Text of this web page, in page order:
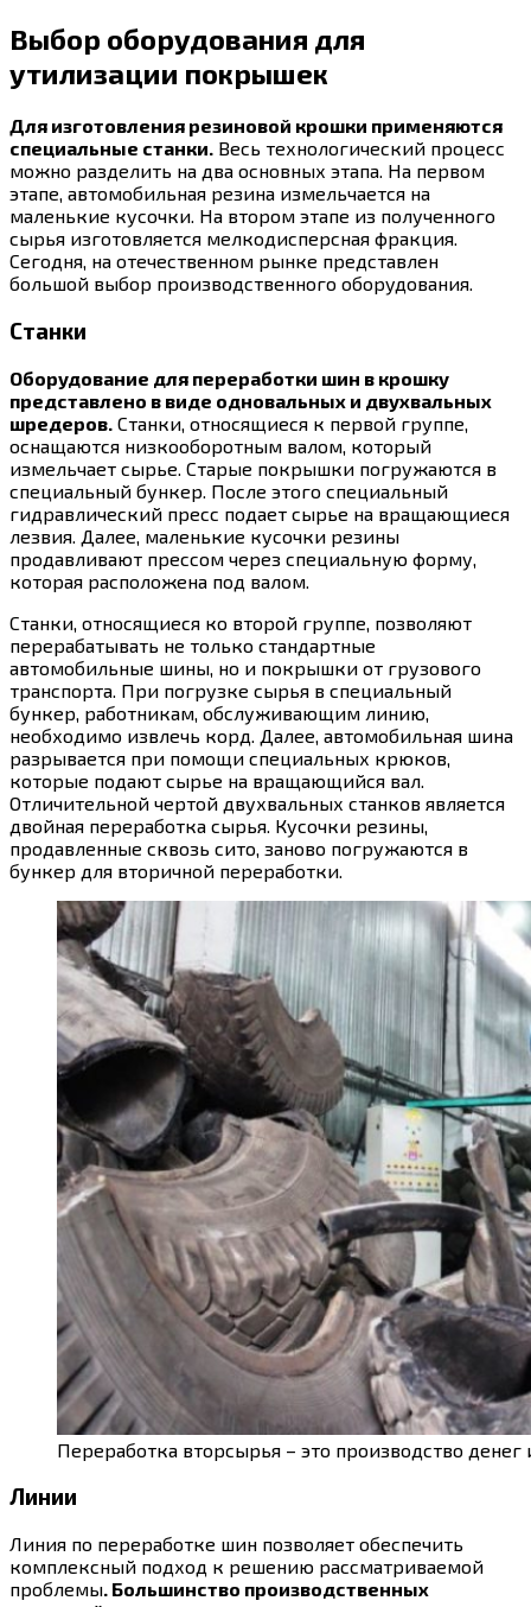
Выбор оборудования для
утилизации покрышек
Для изготовления резиновой крошки применяются
специальные станки. Весь технологический процесс
можно разделить на два основных этапа. На первом
этапе, автомобильная резина измельчается на
маленькие кусочки. На втором этапе из полученного
сырья изготовляется мелкодисперсная фракция.
Сегодня, на отечественном рынке представлен
большой выбор производственного оборудования.
Станки
Оборудование для переработки шин в крошку
представлено в виде одновальных и двухвальных
шредеров. Станки, относящиеся к первой группе,
оснащаются низкооборотным валом, который
измельчает сырье. Старые покрышки погружаются в
специальный бункер. После этого специальный
гидравлический пресс подает сырье на вращающиеся
лезвия. Далее, маленькие кусочки резины
продавливают прессом через специальную форму,
которая расположена под валом.
Станки, относящиеся ко второй группе, позволяют
перерабатывать не только стандартные
автомобильные шины, но и покрышки от грузового
транспорта. При погрузке сырья в специальный
бункер, работникам, обслуживающим линию,
необходимо извлечь корд. Далее, автомобильная шина
разрывается при помощи специальных крюков,
которые подают сырье на вращающийся вал.
Отличительной чертой двухвальных станков является
двойная переработка сырья. Кусочки резины,
продавленные сквозь сито, заново погружаются в
бункер для вторичной переработки.
Переработка вторсырья – это производство денег
Линии
Линия по переработке шин позволяет обеспечить
комплексный подход к решению рассматриваемой
проблемы. Большинство производственных